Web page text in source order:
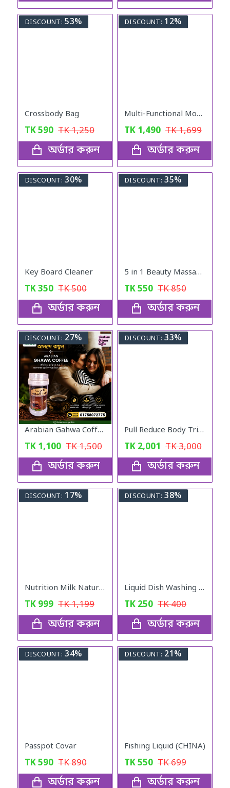
DISCOUNT: 53%
Crossbody Bag
TK590 TK1,250
অর্ডার করুন
DISCOUNT: 12%
Multi-Functional Movable Adjustable Base
TK 1,490 TK1,699
অর্ডার করুন
DISCOUNT: 30%
Key Board Cleaner
TK350 TK500
অর্ডার করুন
DISCOUNT: 35%
5 in 1 Beauty Massager
TK550 TK850
অর্ডার করুন
DISCOUNT: 27%
Arabian Gahwa Coffee – 200 GM. Jar
TK 1,100 TK1,500
অর্ডার করুন
DISCOUNT: 33%
Pull Reduce Body Trimmer for Fitness Exercise
TK 2,001 TK3,000
অর্ডার করুন
DISCOUNT: 17%
Nutrition Milk Natural Weight Gain Formula
TK 999 TK1,199
অর্ডার করুন
DISCOUNT: 38%
Liquid Dish Washing Brush
TK 250 TK400
অর্ডার করুন
DISCOUNT: 34%
Passpot Covar
TK590 TK890
অর্ডার করুন
DISCOUNT: 21%
Fishing Liquid (CHINA)
TK550 TK699
অর্ডার করুন